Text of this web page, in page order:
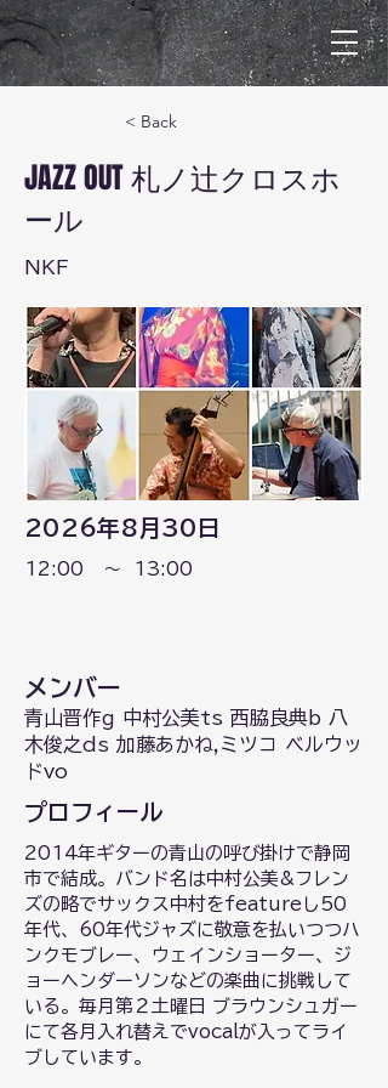
< Back
JAZZ OUT 札ノ辻クロスホ
ール
NKF
2026年8月30日
12:00 ～ 13:00
メンバー
青山晋作g 中村公美ts 西脇良典b 八
木俊之ds 加藤あかね,ミツコ ベルウッ
ドvo
プロフィール
2014年ギターの青山の呼び掛けで静岡
市で結成。バンド名は中村公美&フレン
ズの略でサックス中村をfeatureし50
年代、60年代ジャズに敬意を払いつつハ
ンクモブレー、ウェインショーター、ジ
ョーヘンダーソンなどの楽曲に挑戦して
いる。毎月第２土曜日 ブラウンシュガー
にて各月入れ替えでvocalが入ってライ
ブしています。